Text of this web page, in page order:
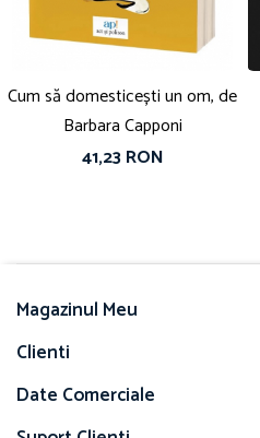
Cum să domesticești un om, de
Barbara Capponi
41,23 RON
Magazinul Meu
Clienti
Date Comerciale